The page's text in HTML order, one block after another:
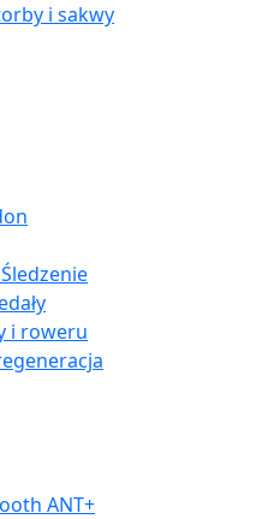
i sakwy
i roweru
ANT+